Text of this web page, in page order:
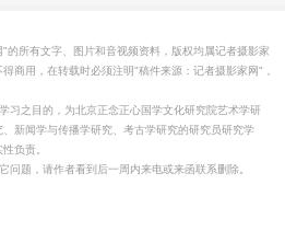
的所有文字、图片和音视频资料，版权均属记者摄影家
商用，在转载时必须注明"稿件来源：记者摄影家网"，
习之目的，为北京正念正心国学文化研究院艺术学研
新闻学与传播学研究、考古学研究的研究员研究学
负责。
问题，请作者看到后一周内来电或来函联系删除。